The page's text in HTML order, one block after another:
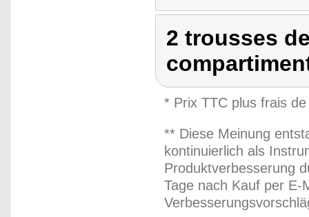
2 trousses
* Prix TTC plus frais
** Diese Meinung
kontinuierlich als
Produktverbesserung
Tage nach Kauf per E-